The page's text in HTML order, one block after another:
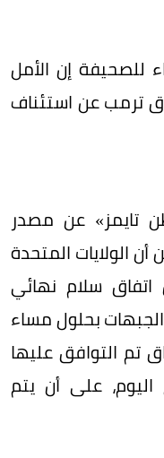
إن الأمل
ترمب عن استئناف
تايمز» عن مصدر
الولايات المتحدة
اتفاق سلام نهائي
بحلول مساء
تم التوافق عليها
على أن يتم